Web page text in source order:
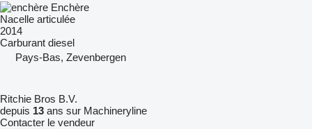
Enchère
Nacelle articulée
2014
Carburant diesel
Pays-Bas, Zevenbergen
Ritchie Bros B.V.
depuis 13 ans sur Machineryline
Contacter le vendeur